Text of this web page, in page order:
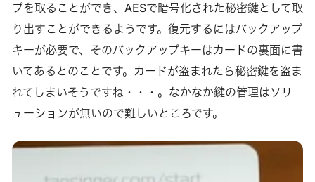
プを取ることができ、AESで暗号化された秘密鍵として取
り出すことができるようです。復元するにはバックアップ
キーが必要で、そのバックアップキーはカードの裏面に書
いてあるとのことです。カードが盗まれたら秘密鍵を盗ま
れてしまいそうですね・・・。なかなか鍵の管理はソリ
ューションが無いので難しいところです。